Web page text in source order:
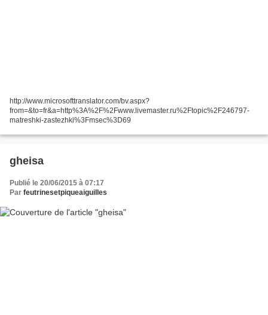
http://www.microsofttranslator.com/bv.aspx?
from=&to=fr&a=http%3A%2F%2Fwww.livemaster.ru%2Ftopic%2F246797-
matreshki-zastezhki%3Fmsec%3D69
gheisa
Publié le 20/06/2015 à 07:17
Par feutrinesetpiqueaiguilles